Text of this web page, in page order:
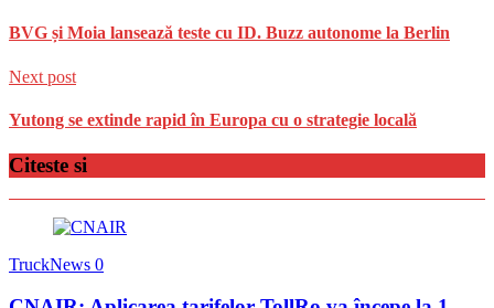
BVG și Moia lansează teste cu ID. Buzz autonome la Berlin
Next post
Yutong se extinde rapid în Europa cu o strategie locală
Citeste si
TruckNews 0